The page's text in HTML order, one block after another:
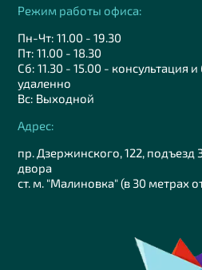
Режим работы офиса:
Пн-Чт: 11.00 - 19.30
Пт: 11.00 - 18.30
Сб: 11.30 - 15.00 - консультация
удаленно
Вс: Выходной
Адрес:
пр. Дзержинского, 122, подъезд
двора
ст. м. "Малиновка" (в 30 метрах